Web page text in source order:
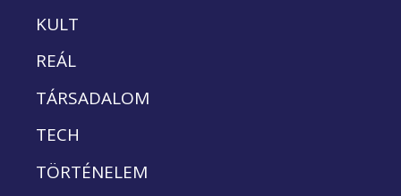
KULT
REÁL
TÁRSADALOM
TECH
TÖRTÉNELEM